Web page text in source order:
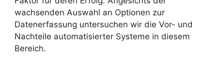
wachsenden Auswahl an Optionen zur
Datenerfassung untersuchen wir die Vor- und
Nachteile automatisierter Systeme in diesem
Bereich.